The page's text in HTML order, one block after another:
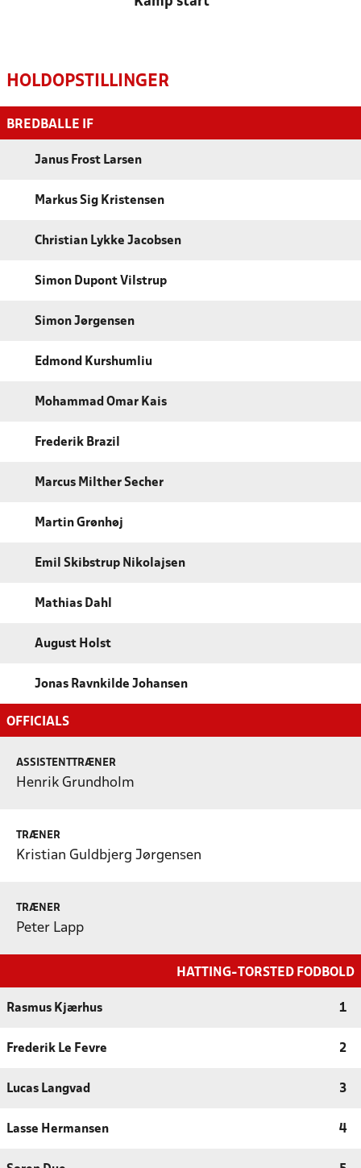
HOLDOPSTILLINGER
BREDBALLE IF
Janus Frost Larsen
Markus Sig Kristensen
Christian Lykke Jacobsen
Simon Dupont Vilstrup
Simon Jørgensen
Edmond Kurshumliu
Mohammad Omar Kais
Frederik Brazil
Marcus Milther Secher
Martin Grønhøj
Emil Skibstrup Nikolajsen
Mathias Dahl
August Holst
Jonas Ravnkilde Johansen
OFFICIALS
ASSISTENTTRÆNER
Henrik Grundholm
TRÆNER
Kristian Guldbjerg Jørgensen
TRÆNER
Peter Lapp
HATTING-TORSTED FODBOLD
Rasmus Kjærhus 1
Frederik Le Fevre 2
Lucas Langvad 3
Lasse Hermansen 4